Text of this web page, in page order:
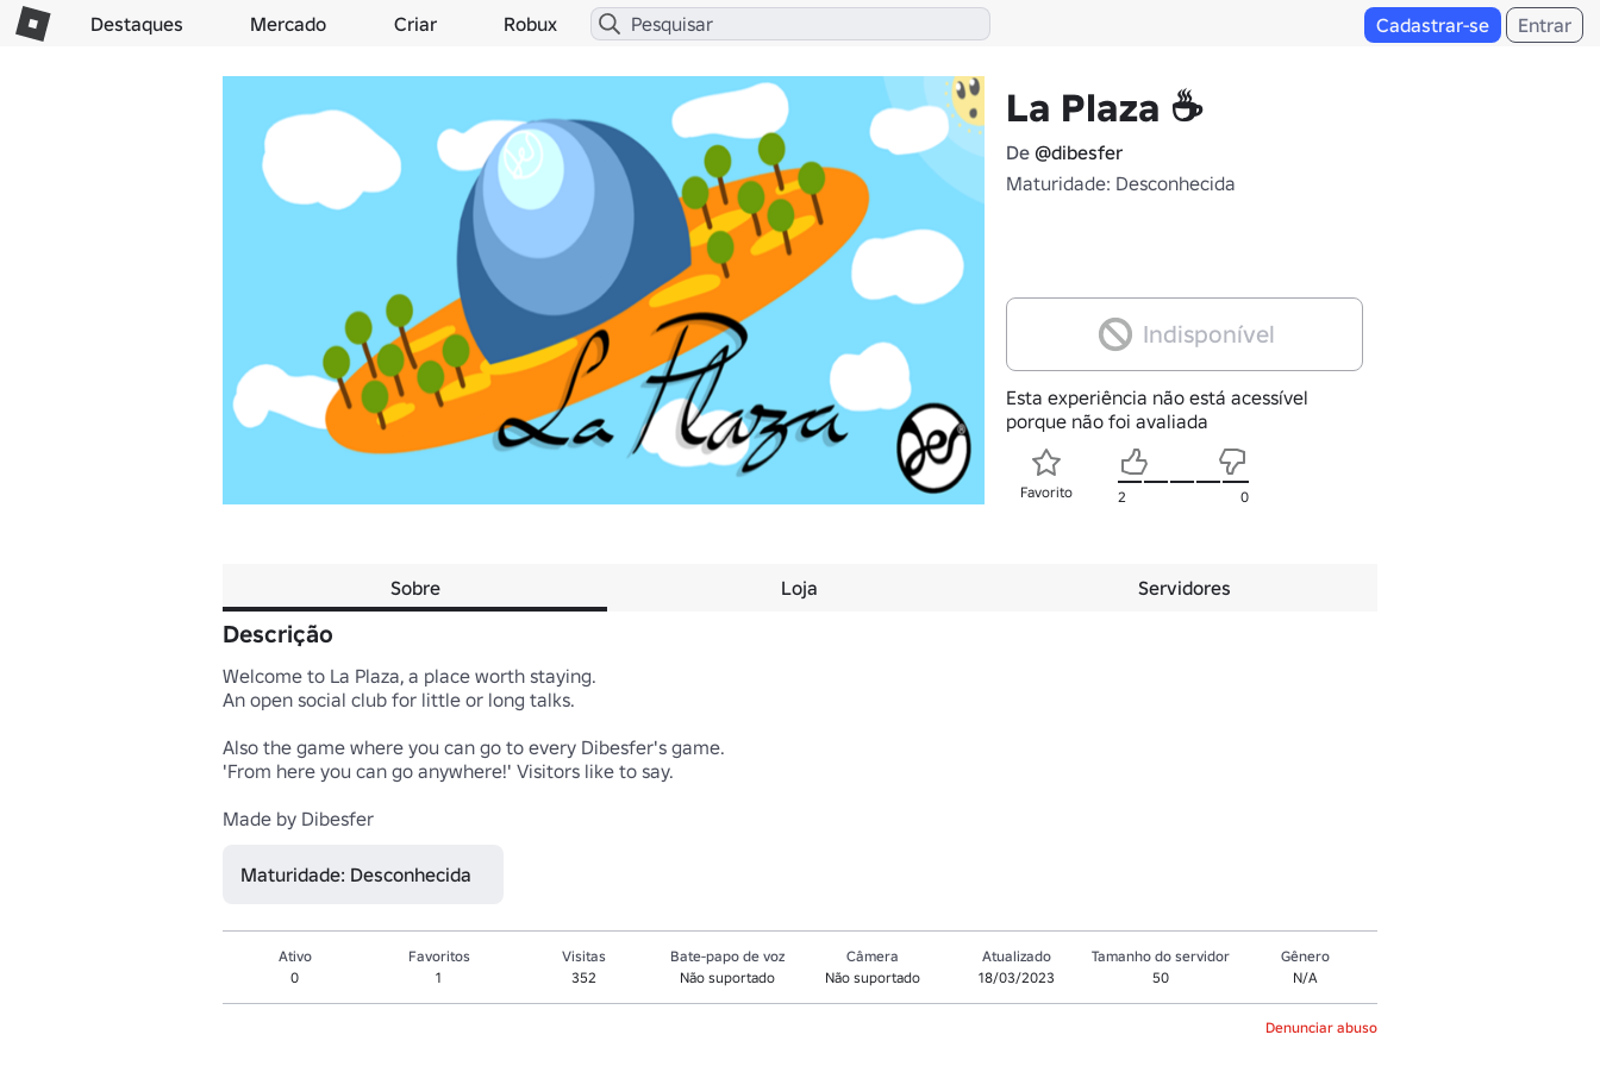
Destaques Mercado Criar Robux Cadastrar-se Entrar
La Plaza ☕
De @dibesfer
Maturidade: Desconhecida
Indisponível
Esta experiência não está acessível
porque não foi avaliada
Favorito 2 0
Sobre Loja Servidores
Descrição
Welcome to La Plaza, a place worth staying.
An open social club for little or long talks.
Also the game where you can go to every Dibesfer's game.
'From here you can go anywhere!' Visitors like to say.
Made by Dibesfer
Maturidade: Desconhecida
Ativo
0
Favoritos
1
Visitas
352
Bate-papo de voz
Não suportado
Câmera
Não suportado
Atualizado
18/03/2023
Tamanho do servidor
50
Gênero
N/A
Denunciar abuso